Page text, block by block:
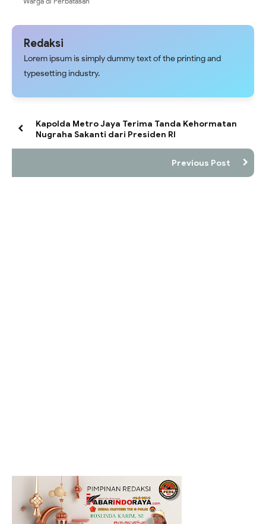
Redaksi
Lorem ipsum is simply dummy text of the printing and
typesetting industry.
Kapolda Metro Jaya Terima Tanda Kehormatan
Nugraha Sakanti dari Presiden RI
Previous Post